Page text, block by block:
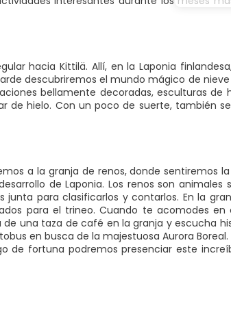
hacia Kittilä. Allí, en la Laponia
descubriremos el mundo mágico de nieve
bellamente decoradas, esculturas de
de hielo. Con un poco de suerte, también
a la granja de renos, donde sentiremos
de Laponia. Los renos son animales
para clasificarlos y contarlos. En la
para el trineo. Cuando te acomodes en
una taza de café en la granja y escucha
en busca de la majestuosa Aurora
de fortuna podremos presenciar este